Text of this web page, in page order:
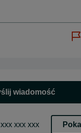
wiadomość
xxx xxx xxx